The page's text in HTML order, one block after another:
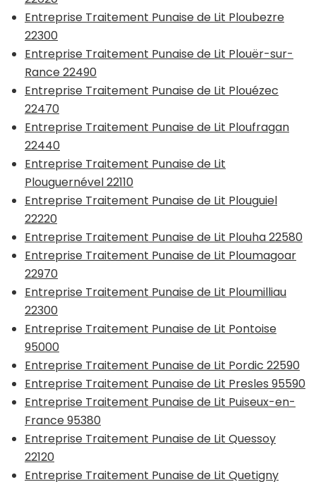
Entreprise Traitement Punaise de Lit Ploubezre
22300
Entreprise Traitement Punaise de Lit Plouër-sur-
Rance 22490
Entreprise Traitement Punaise de Lit Plouézec
22470
Entreprise Traitement Punaise de Lit Ploufragan
22440
Entreprise Traitement Punaise de Lit
Plouguernével 22110
Entreprise Traitement Punaise de Lit Plouguiel
22220
Entreprise Traitement Punaise de Lit Plouha 22580
Entreprise Traitement Punaise de Lit Ploumagoar
22970
Entreprise Traitement Punaise de Lit Ploumilliau
22300
Entreprise Traitement Punaise de Lit Pontoise
95000
Entreprise Traitement Punaise de Lit Pordic 22590
Entreprise Traitement Punaise de Lit Presles 95590
Entreprise Traitement Punaise de Lit Puiseux-en-
France 95380
Entreprise Traitement Punaise de Lit Quessoy
22120
Entreprise Traitement Punaise de Lit Quetigny